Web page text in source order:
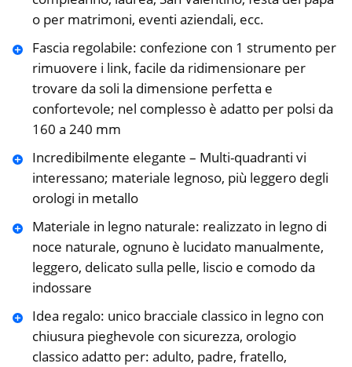
o per matrimoni, eventi aziendali, ecc.
Fascia regolabile: confezione con 1 strumento per
rimuovere i link, facile da ridimensionare per
trovare da soli la dimensione perfetta e
confortevole; nel complesso è adatto per polsi da
160 a 240 mm
Incredibilmente elegante – Multi-quadranti vi
interessano; materiale legnoso, più leggero degli
orologi in metallo
Materiale in legno naturale: realizzato in legno di
noce naturale, ognuno è lucidato manualmente,
leggero, delicato sulla pelle, liscio e comodo da
indossare
Idea regalo: unico bracciale classico in legno con
chiusura pieghevole con sicurezza, orologio
classico adatto per: adulto, padre, fratello,